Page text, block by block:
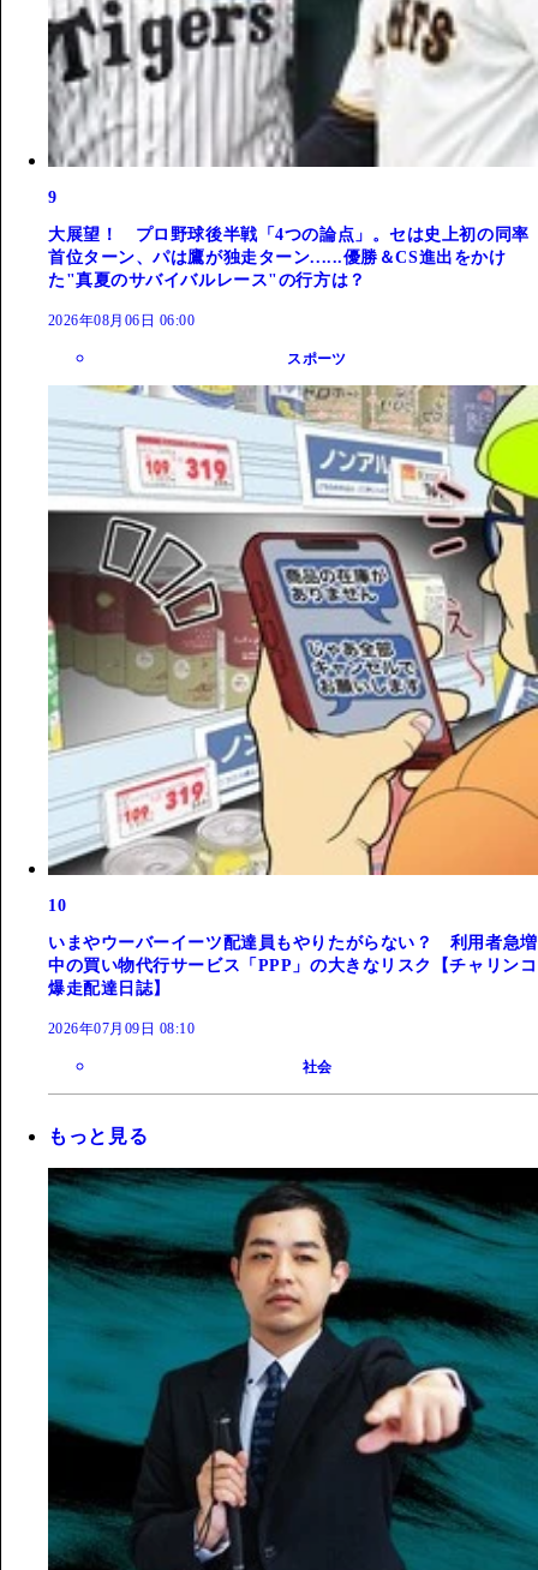
9
大展望！ プロ野球後半戦「4つの論点」。セは史上初の同率
首位ターン、パは鷹が独走ターン......優勝＆CS進出をかけ
た"真夏のサバイバルレース"の行方は？
2026年08月06日 06:00
スポーツ
10
いまやウーバーイーツ配達員もやりたがらない？ 利用者急増
中の買い物代行サービス「PPP」の大きなリスク【チャリンコ
爆走配達日誌】
2026年07月09日 08:10
社会
もっと見る